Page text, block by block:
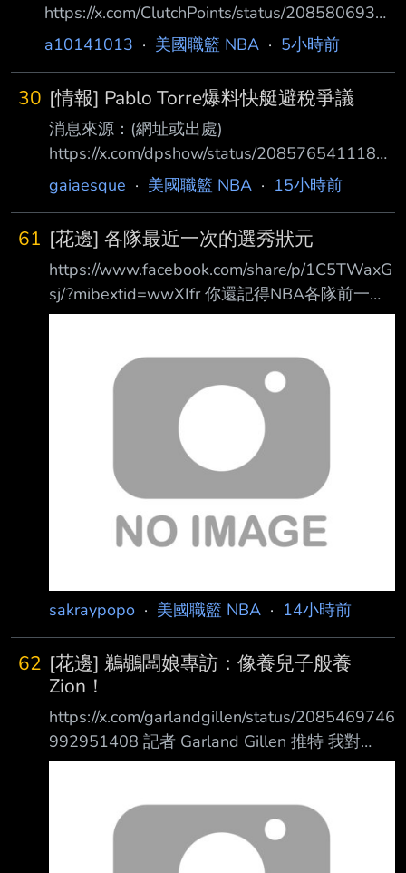
https://x.com/ClutchPoints/status/20858069343
81490657 內容： ClutchPoints NBA Insider
now with Jalen Duren and the Pistons: "There's
been zero progress... They don't view him as a
max-level guy... and
a10141013 · 美國職籃 NBA · 5小時前
30 [情報] Pablo Torre爆料快艇避稅爭議
消息來源：(網址或出處)
https://x.com/dpshow/status/2085765411182
977164 內容： "I think there's a very real
unscathed." - @PabloTorre on the possible
fallout from the Kawhi Leonard situation. Dan
Patrick:Any chance Steve Bal
gaiaesque · 美國職籃 NBA · 15小時前
61 [花邊] 各隊最近一次的選秀狀元
https://www.facebook.com/share/p/1C5TWaxG
sj/?mibextid=wwXIfr 你還記得NBA各隊前一次
的選秀狀元是誰嗎？
拿過狀元 --
sakraypopo · 美國職籃 NBA · 14小時前
62 [花邊] 鵜鶘闆娘專訪：像養兒子般養
Zion！
https://x.com/garlandgillen/status/2085469746
992951408 記者 Garland Gillen 推特 我對
Gayle Benson 女士(鵜鶘闆娘)專訪時， 與她詢
Jamahl 能扭轉現況， 球員都敬重他，他也敬重
著 Joe (Dumars)。」 談到 Zion Williamson
時，她說： 「我覺得我們像是看著 Zion 長大